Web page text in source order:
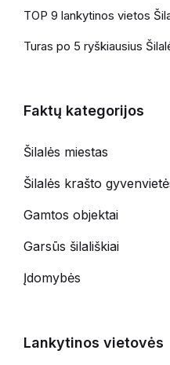
TOP 9 lankytinos vietos
Turas po 5 ryškiausius
Faktų kategorijos
Šilalės miestas
Šilalės krašto
Gamtos objektai
Garsūs šilališkiai
Įdomybės
Lankytinos vietovės